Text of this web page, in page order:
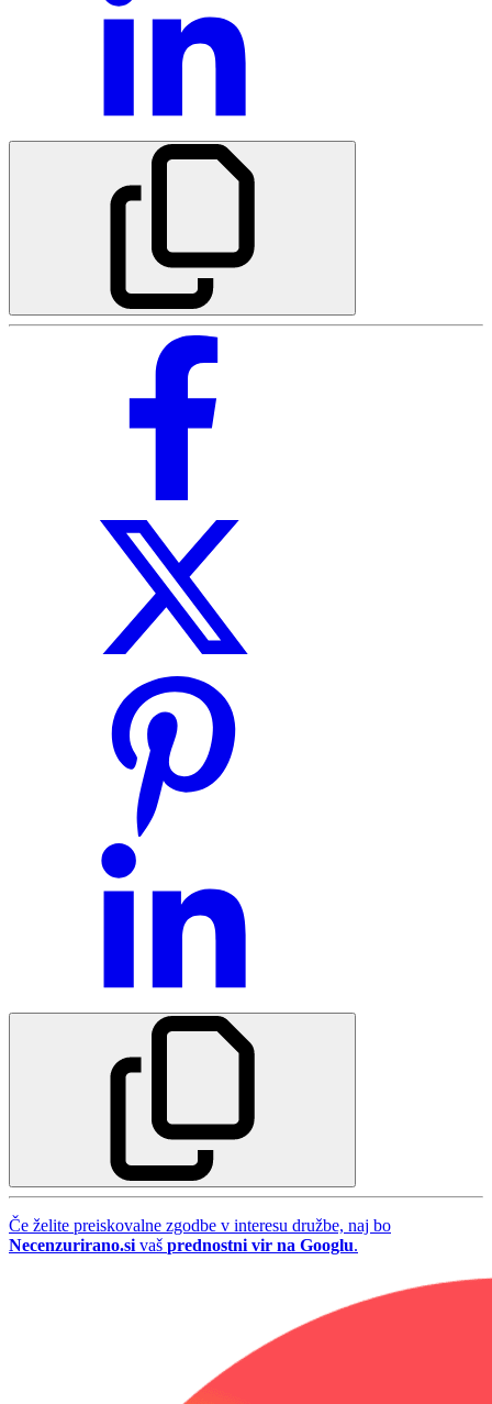
Če želite preiskovalne zgodbe v interesu družbe, naj bo
Necenzurirano.si vaš prednostni vir na Googlu.